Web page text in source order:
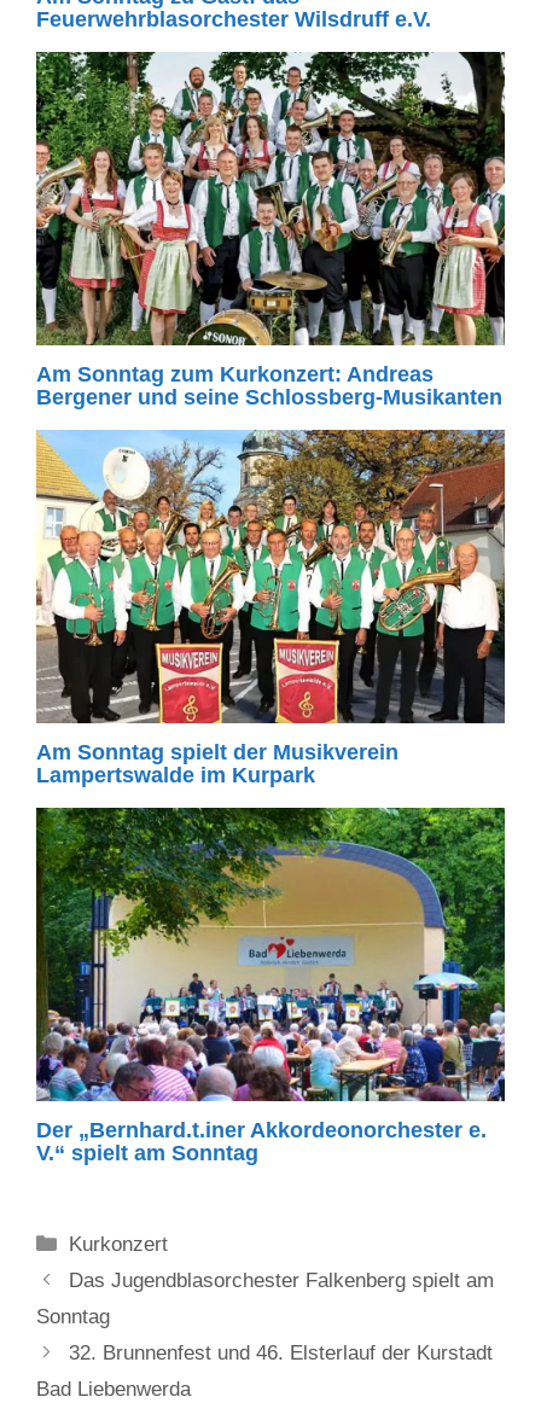
Feuerwehrblasorchester Wilsdruff e.V.
Am Sonntag zum Kurkonzert: Andreas
Bergener und seine Schlossberg-Musikanten
Am Sonntag spielt der Musikverein
Lampertswalde im Kurpark
Der „Bernhard.t.iner Akkordeonorchester e.
V.“ spielt am Sonntag
Kategorien
Kurkonzert
Das Jugendblasorchester Falkenberg spielt am
Sonntag
32. Brunnenfest und 46. Elsterlauf der Kurstadt
Bad Liebenwerda